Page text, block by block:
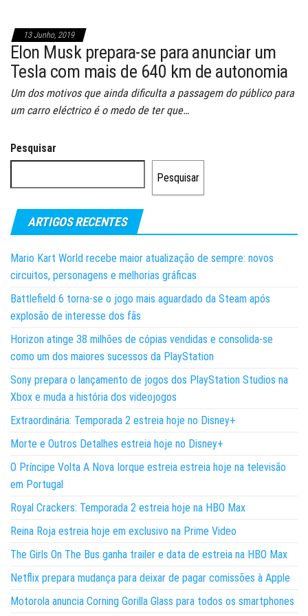
13 Junho, 2019
Elon Musk prepara-se para anunciar um
Tesla com mais de 640 km de autonomia
Um dos motivos que ainda dificulta a passagem do público para
um carro eléctrico é o medo de ter que…
Pesquisar
Pesquisar
ARTIGOS RECENTES
Mario Kart World recebe maior atualização de sempre: novos
circuitos, personagens e melhorias gráficas
Battlefield 6 torna-se o jogo mais aguardado da Steam após
explosão de interesse dos fãs
Horizon atinge 38 milhões de cópias vendidas e consolida-se
como um dos maiores sucessos da PlayStation
Sony prepara o lançamento de jogos dos PlayStation Studios na
Xbox e muda a história dos videojogos
Extraordinária: Temporada 2 estreia hoje no Disney+
Morte e Outros Detalhes estreia hoje no Disney+
O Príncipe Volta A Nova Iorque estreia estreia hoje na televisão
em Portugal
Royal Crackers: Temporada 2 estreia hoje na HBO Max
Reina Roja estreia hoje em exclusivo na Prime Video
The Girls On The Bus ganha trailer e data de estreia na HBO Max
Netflix prepara mudança para deixar de pagar comissões à Apple
Motorola anuncia Corning Gorilla Glass para todos os smartphones